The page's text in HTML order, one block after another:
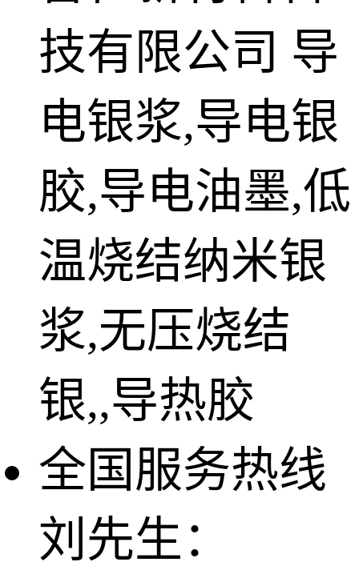
技有限公司 导
电银浆,导电银
胶,导电油墨,低
温烧结纳米银
浆,无压烧结
银,,导热胶
全国服务热线
刘先生：